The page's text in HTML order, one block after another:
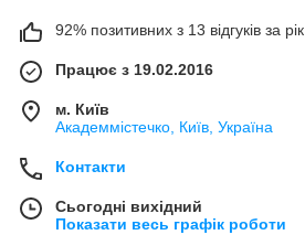
92% позитивних з 13 відгуків за рік
Працює з 19.02.2016
м. Київ
Академмістечко, Київ, Україна
Контакти
Сьогодні вихідний
Показати весь графік роботи